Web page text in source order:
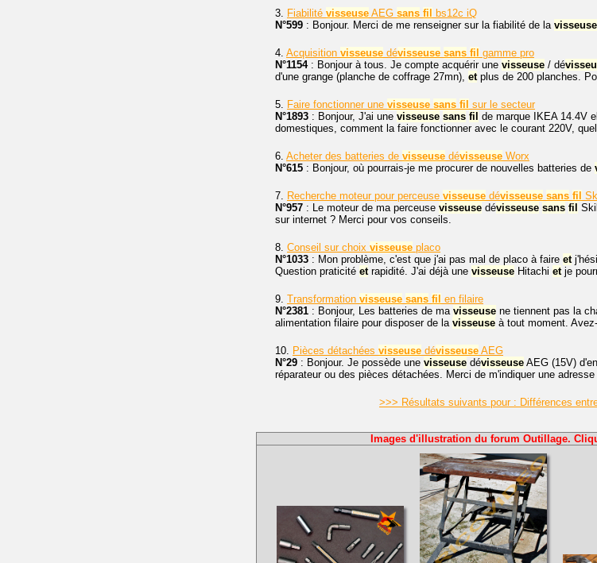
3. Fiabilité visseuse AEG sans fil
bs12c iQ
N°599 : Bonjour. Merci de me renseigner sur la fiabilité de la visseuse
4. Acquisition visseuse dévisseuse sans fil gamme pro
N°1154: Bonjour à tous. Je compte acquérir une visseuse / dé
d'une grange (planche de coffrage 27mn), etplus de 200 planches.
5. Faire fonctionner une visseuse sans fil sur le secteur
N°1893 : Bonjour, J'ai une visseuse sans fil de marque IKEA 14.4V
domestiques, comment la faire fonctionner avec le courant 220V,
6. Acheter des batteries de visseuse dévisseuse Worx
N°615 : Bonjour, où pourrais-je me procurer de nouvelles batteries de
7. Recherche moteur pour perceuse visseuse dévisseuse sans fil
N°957 : Le moteur de ma perceuse visseuse dévisseuse sans fil
sur internet ? Merci pour vos conseils.
8. Conseil sur choix visseuse placo
N°1033 : Mon problème, c'est que j'ai pas mal de placo à faire et
Question praticité etrapidité. J'ai déjà une visseuse Hitachi etje
9. Transformation visseuse sans fil en filaire
N°2381 : Bonjour, Les batteries de ma visseuse ne tiennent pas la
alimentation filaire pour disposer de la visseuse à tout moment.
10. Pièces détachées visseuse dévisseuse AEG
N°29 : Bonjour. Je possède une visseuse dévisseuse AEG (15V)
réparateur ou des pièces détachées. Merci de m'indiquer une adresse
>>> Résultats suivants pour : Différences
Images d'illustration du forum Outillage.